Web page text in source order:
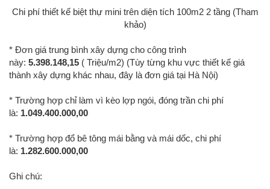
Chi phí thiết kế biệt thự mini trên diện tích 100m2 2 tầng (Tham
khảo)
* Đơn giá trung bình xây dựng cho công trình
này: 5.398.148,15 ( Triệu/m2) (Tùy từng khu vực thiết kế giá
thành xây dựng khác nhau, đây là đơn giá tại Hà Nội)
* Trường hợp chỉ làm vì kèo lợp ngói, đóng trần chi phí
là: 1.049.400.000,00
* Trường hợp đổ bê tông mái bằng và mái dốc, chi phí
là: 1.282.600.000,00
Ghi chú: